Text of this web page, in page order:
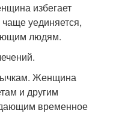
избегает
уединяется,
людям.
Женщина
и другим
временное